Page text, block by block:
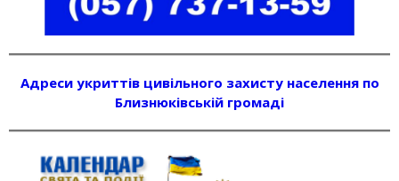
Адреси укриттів цивільного захисту населення по
Близнюківській громаді